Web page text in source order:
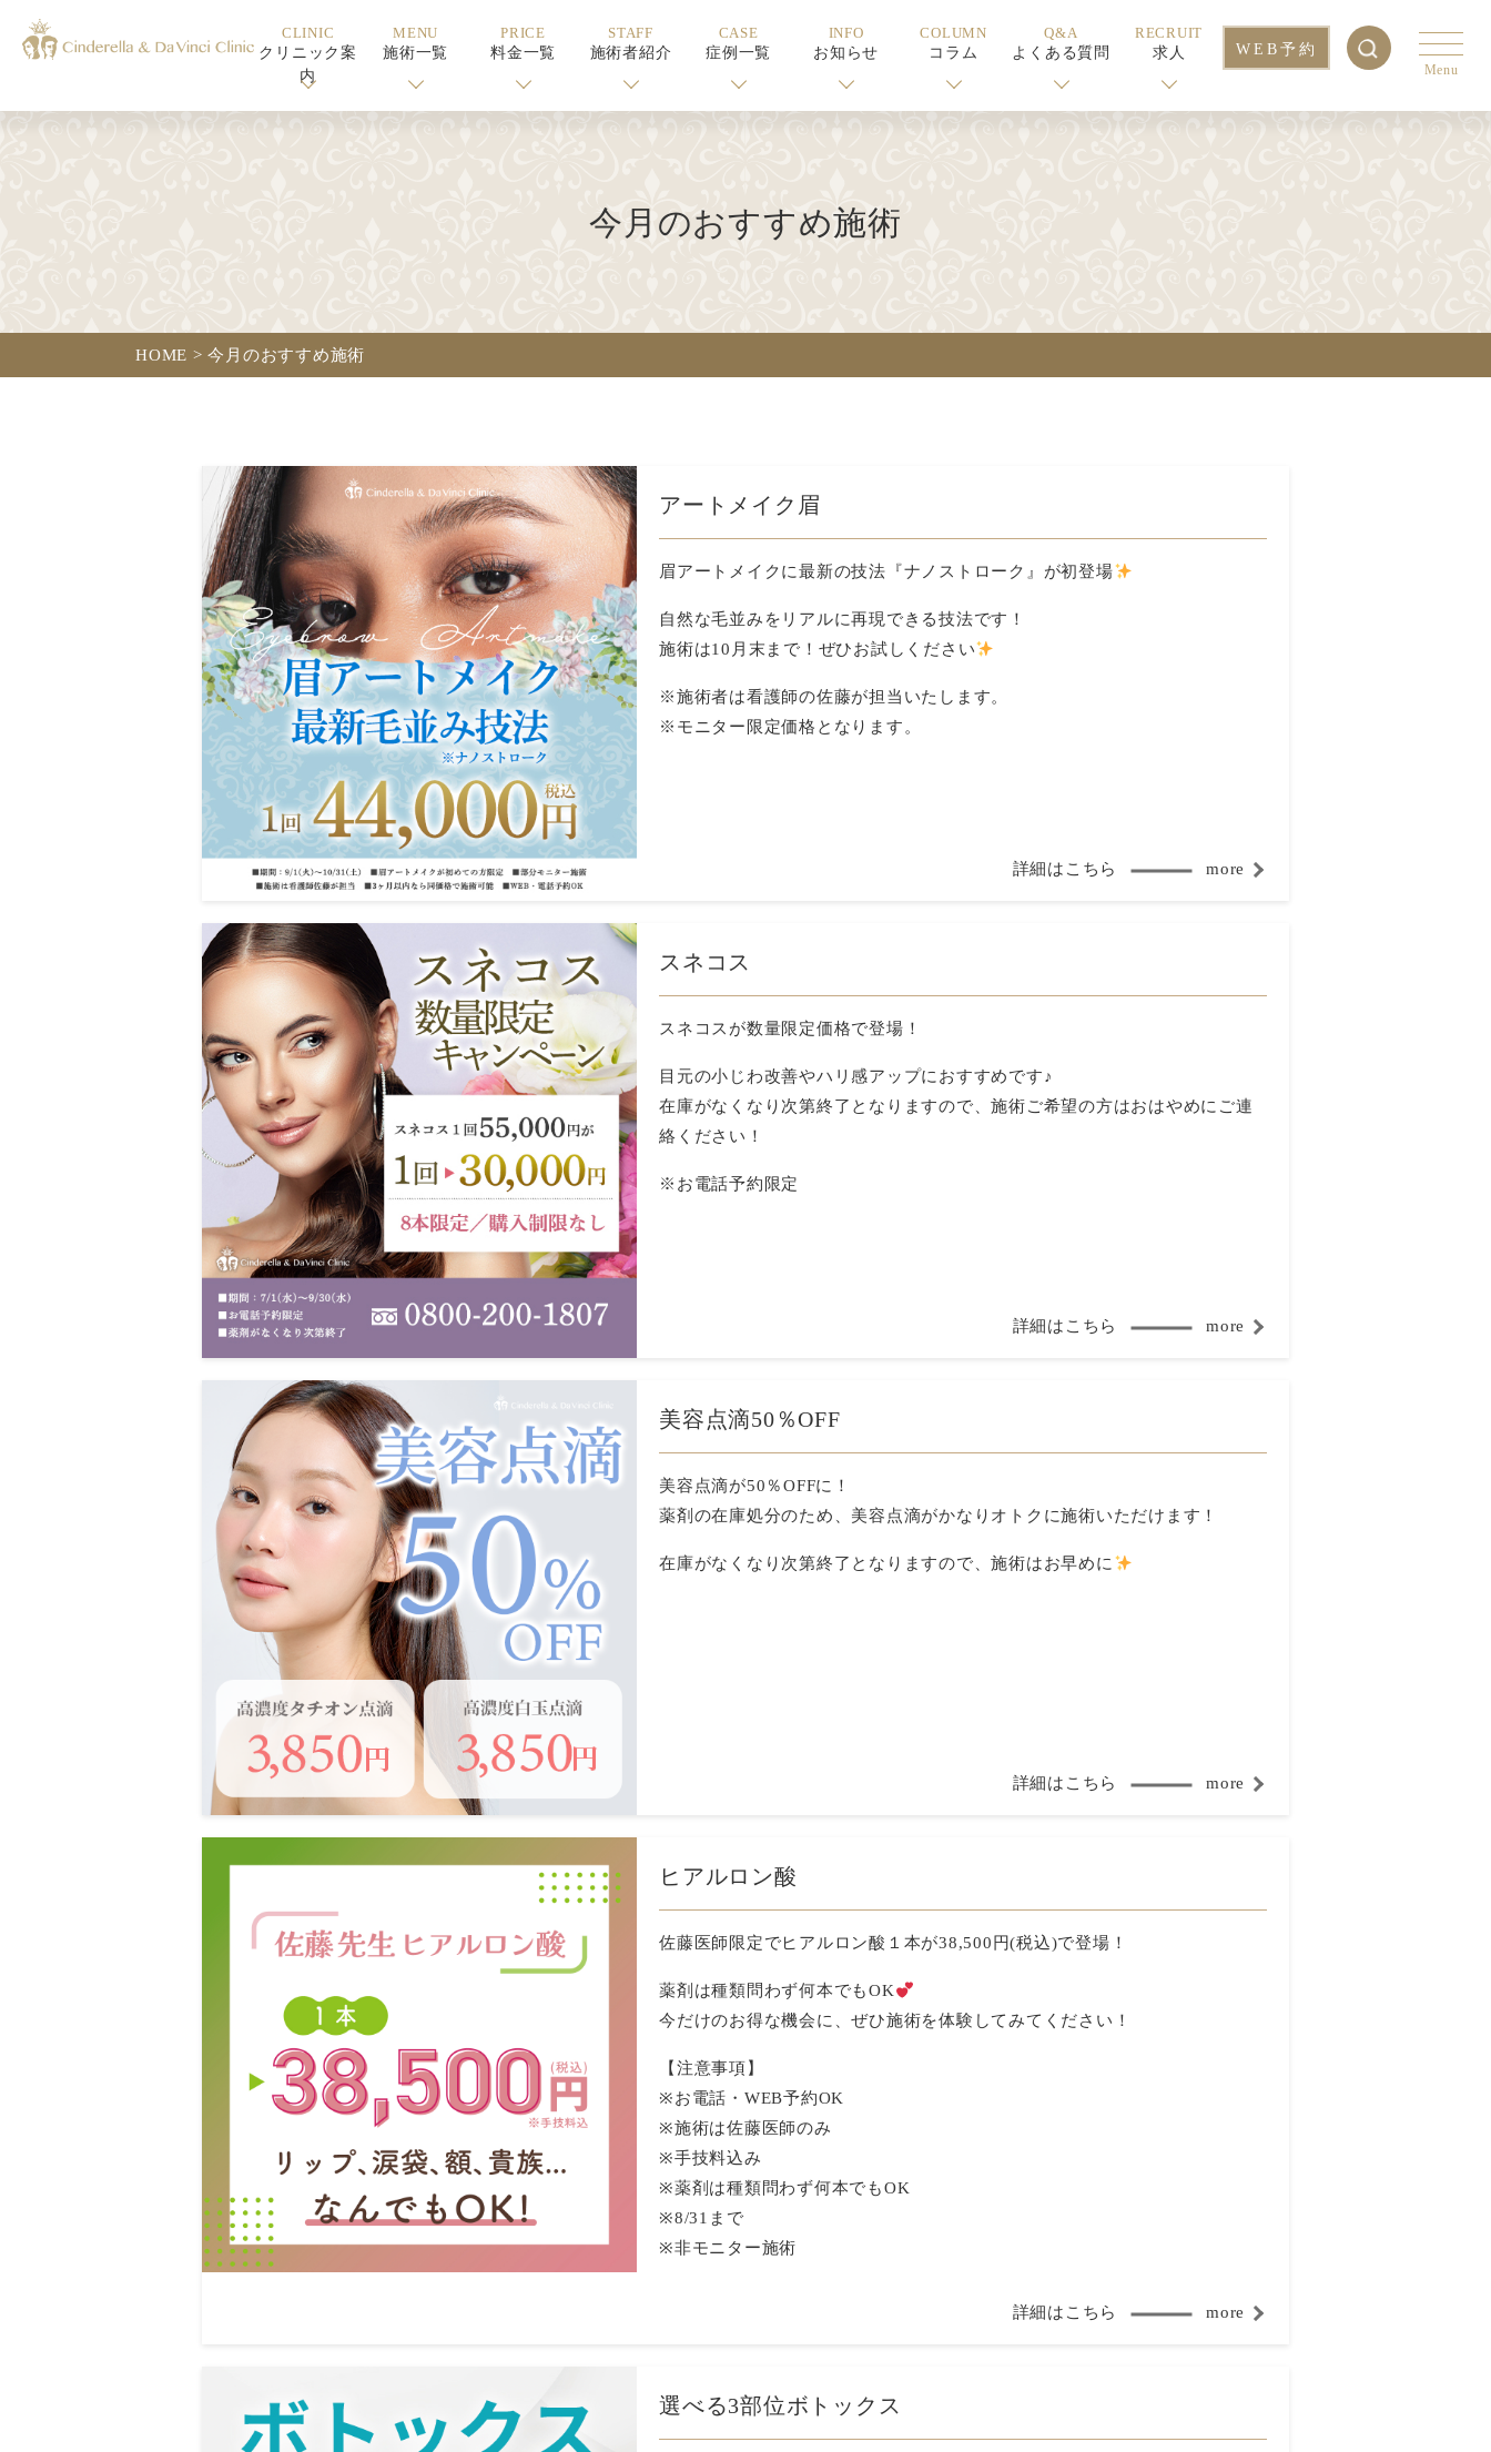
CLINIC
クリニック案
内
MENU
施術一覧
PRICE
料金一覧
STAFF
施術者紹介
CASE
症例一覧
INFO
お知らせ
COLUMN
コラム
Q&A
よくある質問
RECRUIT
求人
WEB予約
Menu
今月のおすすめ施術
HOME >今月のおすすめ施術
アートメイク眉
眉アートメイクに最新の技法『ナノストローク』が初登場
自然な毛並みをリアルに再現できる技法です！
施術は10月末まで！ぜひお試しください
※施術者は看護師の佐藤が担当いたします。
※モニター限定価格となります。
詳細はこちら more
スネコス
スネコスが数量限定価格で登場！
目元の小じわ改善やハリ感アップにおすすめです♪
在庫がなくなり次第終了となりますので、施術ご希望の方はおはやめにご連
絡ください！
※お電話予約限定
詳細はこちら more
美容点滴50％OFF
美容点滴が50％OFFに！
薬剤の在庫処分のため、美容点滴がかなりオトクに施術いただけます！
在庫がなくなり次第終了となりますので、施術はお早めに
詳細はこちら more
ヒアルロン酸
佐藤医師限定でヒアルロン酸１本が38,500円(税込)で登場！
薬剤は種類問わず何本でもOK
今だけのお得な機会に、ぜひ施術を体験してみてください！
【注意事項】
※お電話・WEB予約OK
※施術は佐藤医師のみ
※手技料込み
※薬剤は種類問わず何本でもOK
※8/31まで
※非モニター施術
詳細はこちら more
選べる3部位ボトックス